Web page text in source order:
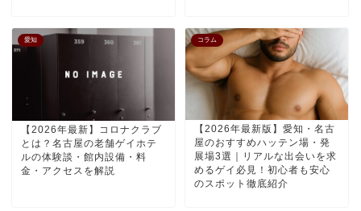
愛知
【2026年最新】コロナクラブ
とは？名古屋の老舗ゲイホテ
ルの体験談・館内設備・料
金・アクセスを解説
コラム
【2026年最新版】愛知・名古
屋のおすすめハッテン場・発
展場3選｜リアルな出会いを求
めるゲイ必見！初心者も安心
のスポット徹底紹介